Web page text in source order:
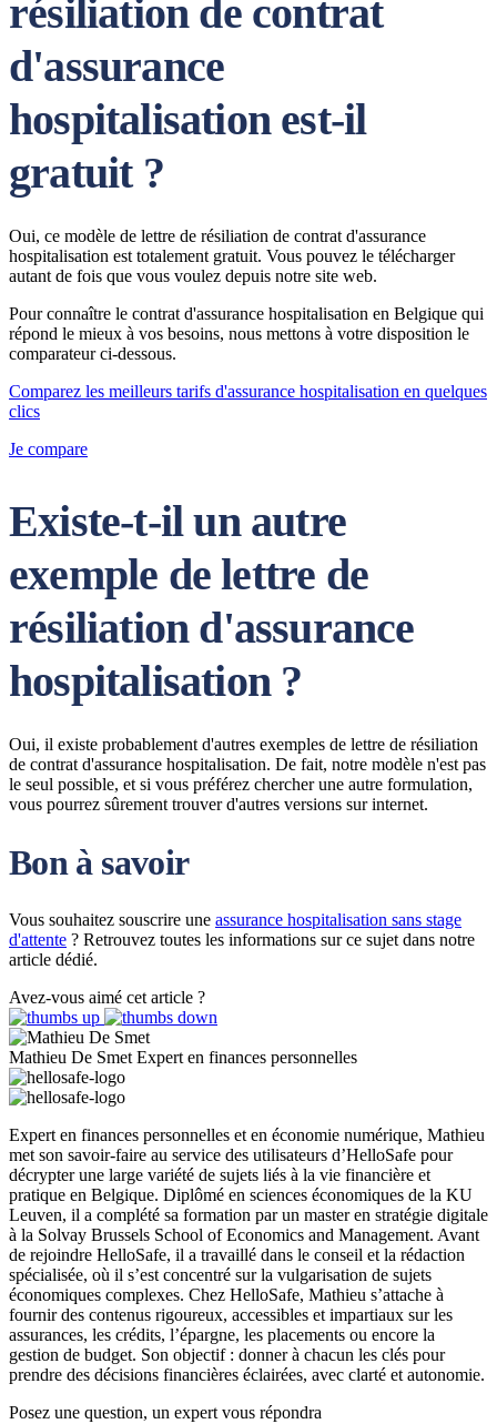
résiliation de contrat
d'assurance
hospitalisation est-il
gratuit ?
Oui, ce modèle de lettre de résiliation de contrat d'assurance
hospitalisation est totalement gratuit. Vous pouvez le télécharger
autant de fois que vous voulez depuis notre site web.
Pour connaître le contrat d'assurance hospitalisation en Belgique qui
répond le mieux à vos besoins, nous mettons à votre disposition le
comparateur ci-dessous.
Comparez les meilleurs tarifs d'assurance hospitalisation en quelques
clics
Je compare
Existe-t-il un autre
exemple de lettre de
résiliation d'assurance
hospitalisation ?
Oui, il existe probablement d'autres exemples de lettre de résiliation
de contrat d'assurance hospitalisation. De fait, notre modèle n'est pas
le seul possible, et si vous préférez chercher une autre formulation,
vous pourrez sûrement trouver d'autres versions sur internet.
Bon à savoir
Vous souhaitez souscrire une assurance hospitalisation sans stage
d'attente ? Retrouvez toutes les informations sur ce sujet dans notre
article dédié.
Avez-vous aimé cet article ?
Mathieu De Smet Expert en finances personnelles
Expert en finances personnelles et en économie numérique, Mathieu
met son savoir-faire au service des utilisateurs d’HelloSafe pour
décrypter une large variété de sujets liés à la vie financière et
pratique en Belgique. Diplômé en sciences économiques de la KU
Leuven, il a complété sa formation par un master en stratégie digitale
à la Solvay Brussels School of Economics and Management. Avant
de rejoindre HelloSafe, il a travaillé dans le conseil et la rédaction
spécialisée, où il s’est concentré sur la vulgarisation de sujets
économiques complexes. Chez HelloSafe, Mathieu s’attache à
fournir des contenus rigoureux, accessibles et impartiaux sur les
assurances, les crédits, l’épargne, les placements ou encore la
gestion de budget. Son objectif : donner à chacun les clés pour
prendre des décisions financières éclairées, avec clarté et autonomie.
Posez une question, un expert vous répondra